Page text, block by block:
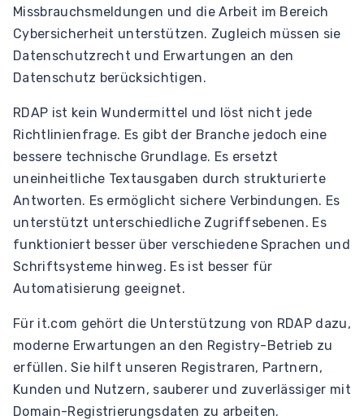
Missbrauchsmeldungen und die Arbeit im Bereich
Cybersicherheit unterstützen. Zugleich müssen sie
Datenschutzrecht und Erwartungen an den
Datenschutz berücksichtigen.
RDAP ist kein Wundermittel und löst nicht jede
Richtlinienfrage. Es gibt der Branche jedoch eine
bessere technische Grundlage. Es ersetzt
uneinheitliche Textausgaben durch strukturierte
Antworten. Es ermöglicht sichere Verbindungen. Es
unterstützt unterschiedliche Zugriffsebenen. Es
funktioniert besser über verschiedene Sprachen und
Schriftsysteme hinweg. Es ist besser für
Automatisierung geeignet.
Für it.com gehört die Unterstützung von RDAP dazu,
moderne Erwartungen an den Registry-Betrieb zu
erfüllen. Sie hilft unseren Registraren, Partnern,
Kunden und Nutzern, sauberer und zuverlässiger mit
Domain-Registrierungsdaten zu arbeiten.